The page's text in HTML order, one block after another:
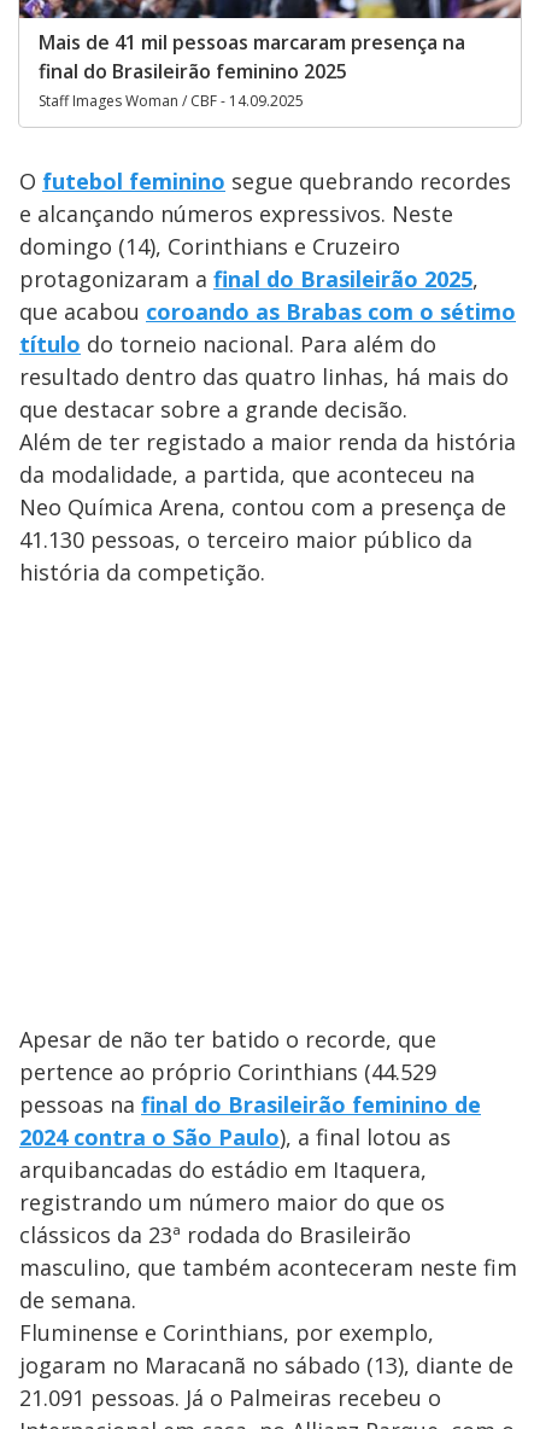
Mais de 41 mil pessoas marcaram presença na
final do Brasileirão feminino 2025
Staff Images Woman / CBF - 14.09.2025
O futebol feminino segue quebrando recordes
e alcançando números expressivos. Neste
domingo (14), Corinthians e Cruzeiro
protagonizaram a final do Brasileirão 2025,
que acabou coroando as Brabas com o sétimo
título do torneio nacional. Para além do
resultado dentro das quatro linhas, há mais do
que destacar sobre a grande decisão.
Além de ter registado a maior renda da história
da modalidade, a partida, que aconteceu na
Neo Química Arena, contou com a presença de
41.130 pessoas, o terceiro maior público da
história da competição.
Apesar de não ter batido o recorde, que
pertence ao próprio Corinthians (44.529
pessoas na final do Brasileirão feminino de
2024 contra o São Paulo), a final lotou as
arquibancadas do estádio em Itaquera,
registrando um número maior do que os
clássicos da 23ª rodada do Brasileirão
masculino, que também aconteceram neste fim
de semana.
Fluminense e Corinthians, por exemplo,
jogaram no Maracanã no sábado (13), diante de
21.091 pessoas. Já o Palmeiras recebeu o